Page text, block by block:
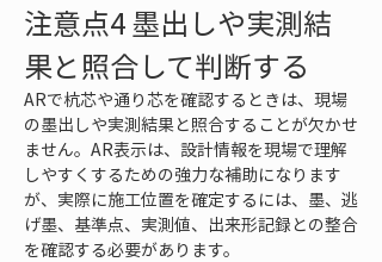
注意点4 墨出しや実測結
果と照合して判断する
ARで杭芯や通り芯を確認するときは、現場
の墨出しや実測結果と照合することが欠かせ
ません。AR表示は、設計情報を現場で理解
しやすくするための強力な補助になります
が、実際に施工位置を確定するには、墨、逃
げ墨、基準点、実測値、出来形記録との整合
を確認する必要があります。